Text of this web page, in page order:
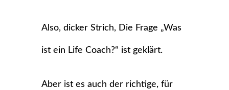
Also, dicker Strich, Die Frage „Was
ist ein Life Coach?“ ist geklärt.
Aber ist es auch der richtige, für